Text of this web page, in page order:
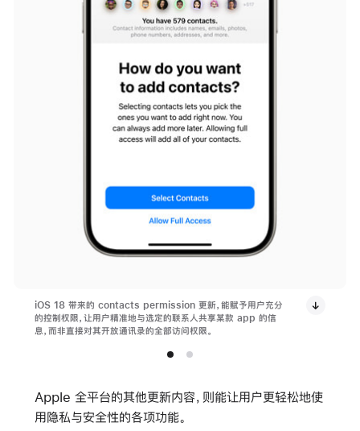
iOS 18 带来的 contacts permission 更新，能赋予用户充分
的控制权限，让用户精准地与选定的联系人共享某款 app 的信
息，而非直接对其开放通讯录的全部访问权限。
Apple 全平台的其他更新内容，则能让用户更轻松地使
用隐私与安全性的各项功能。